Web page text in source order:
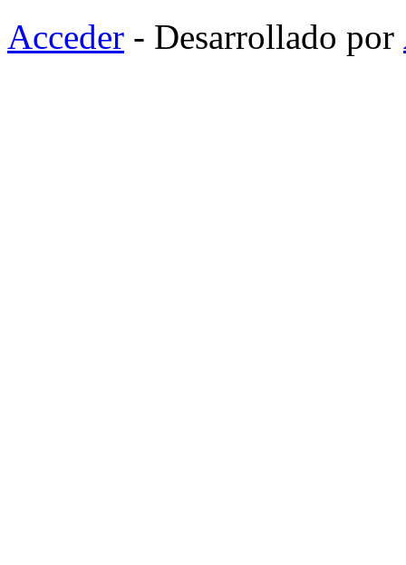
Acceder - Desarrollado por